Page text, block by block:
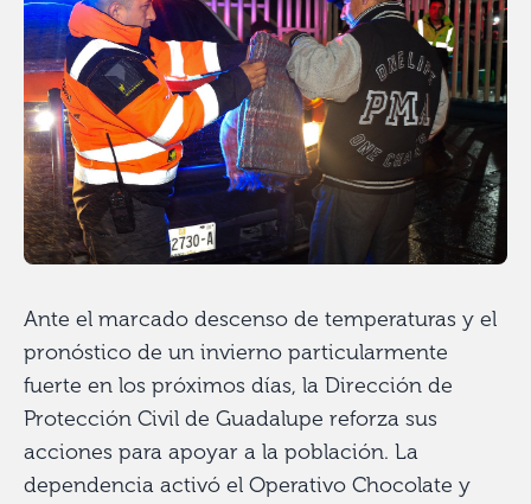
Ante el marcado descenso de temperaturas y el
pronóstico de un invierno particularmente
fuerte en los próximos días, la Dirección de
Protección Civil de Guadalupe reforza sus
acciones para apoyar a la población. La
dependencia activó el Operativo Chocolate y